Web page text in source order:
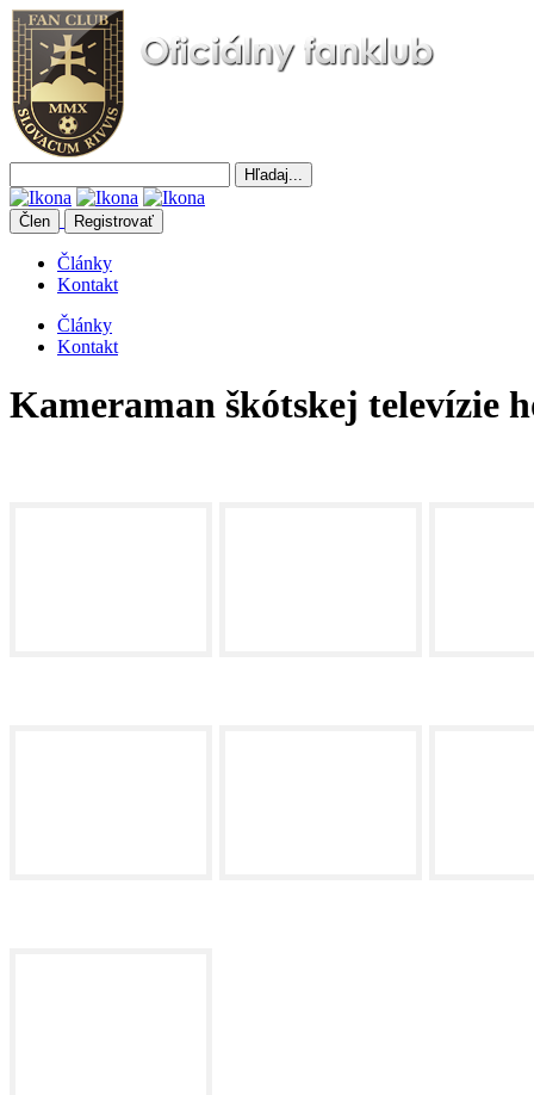
Člen Registrovať
Články
Kontakt
Články
Kontakt
Kameraman škótskej televízie